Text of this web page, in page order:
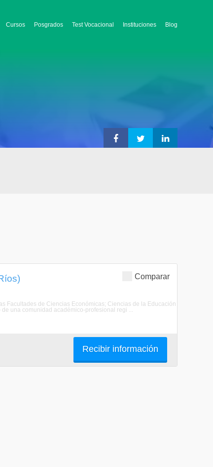
Cursos Posgrados Test Vocacional Instituciones Blog
Comparar
Facultades de Ciencias Económicas; Ciencias de la Educación
una comunidad académico-profesional regi ...
Recibir información